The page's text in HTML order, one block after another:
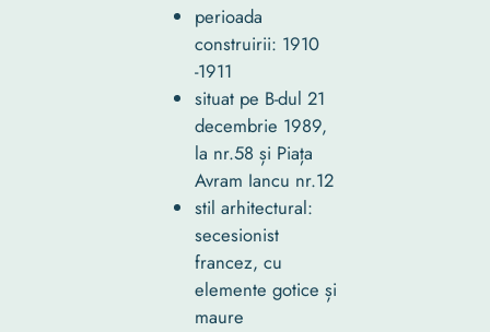
perioada
construirii: 1910
-1911
situat pe B-dul 21
decembrie 1989,
la nr.58 și Piața
Avram Iancu nr.12
stil arhitectural:
secesionist
francez, cu
elemente gotice și
maure